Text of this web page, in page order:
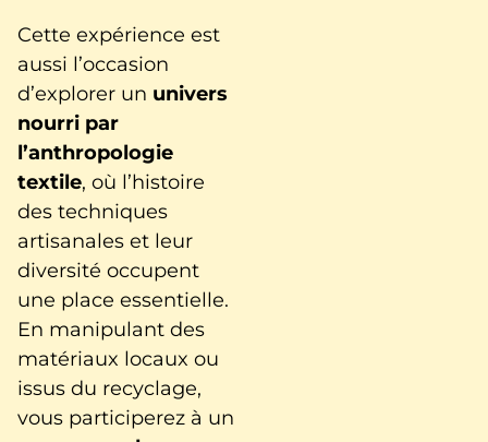
Cette expérience est
aussi l’occasion
d’explorer un univers
nourri par
l’anthropologie
textile, où l’histoire
des techniques
artisanales et leur
diversité occupent
une place essentielle.
En manipulant des
matériaux locaux ou
issus du recyclage,
vous participerez à un